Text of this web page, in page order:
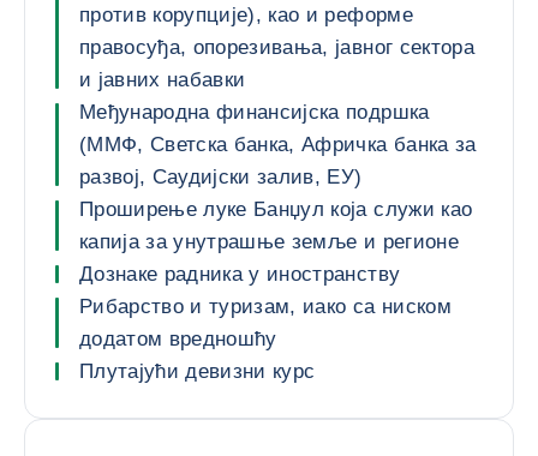
против корупције), као и реформе
правосуђа, опорезивања, јавног сектора
и јавних набавки
Међународна финансијска подршка
(ММФ, Светска банка, Афричка банка за
развој, Саудијски залив, ЕУ)
Проширење луке Банџул која служи као
капија за унутрашње земље и регионе
Дознаке радника у иностранству
Рибарство и туризам, иако са ниском
додатом вредношћу
Плутајући девизни курс